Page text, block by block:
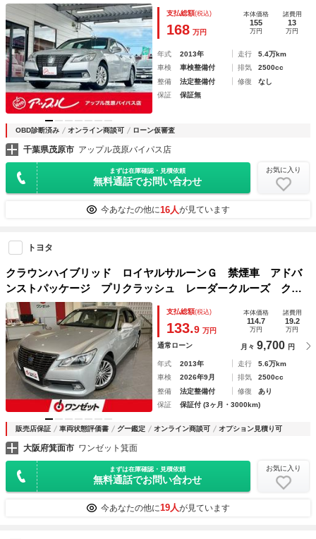
ージ レーダークルコン プリクラッシュセーフティシステ
ム 前席パワーシート 純正ナビ＆フルセグ＆ＢＴ Ｂモニタ
ー ドラレコ
支払総額(税込)
168 万円
本体価格
155
万円
諸費用
13
万円
年式 2013年 走行
5.4万km
車検
車検整備付 排気
2500cc
整備
法定整備付 修復
なし
保証
保証無
OBD診断済み オンライン商談可 ローン仮審査
千葉県茂原市 アップル茂原バイパス店
まずは在庫確認・見積依頼
無料通話でお問い合わせ
お気に入り
今あなたの他に16人が見ています
トヨタ
クラウンハイブリッド ロイヤルサルーンＧ 禁煙車 アドバ
ンストパッケージ プリクラッシュ レーダークルーズ クリ
アランスソナー レザーシートパケージ １７インチＡＷ シ
ートエアコン メーカーナビ メモリパワーシート 後席コン
ソール ＥＴＣ
支払総額(税込)
133.9 万円
本体価格
114.7
万円
諸費用
19.2
万円
通常ローン 月々 9,700 円
年式 2013年 走行
5.6万km
車検
2026年9月 排気
2500cc
整備
法定整備付 修復
あり
保証
保証付 (3ヶ月・3000km)
販売店保証 車両状態評価書 グー鑑定 オンライン商談可 オプション見積り可
大阪府箕面市 ワンゼット箕面
まずは在庫確認・見積依頼
無料通話でお問い合わせ
お気に入り
今あなたの他に19人が見ています